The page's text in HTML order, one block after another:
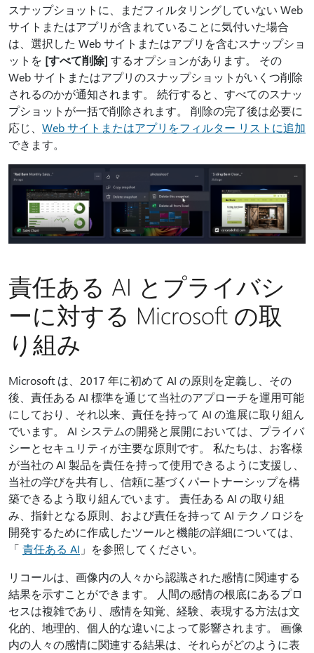
スナップショットに、まだフィルタリングしていない Web
サイトまたはアプリが含まれていることに気付いた場合
は、選択した Web サイトまたはアプリを含むスナップショ
ットを [すべて削除] するオプションがあります。 その
Web サイトまたはアプリのスナップショットがいくつ削除
されるのかが通知されます。 続行すると、すべてのスナッ
プショットが一括で削除されます。 削除の完了後は必要に
応じ、 Web サイトまたはアプリをフィルター リストに追加
できます。
責任ある AI とプライバシ
ーに対する Microsoft の取
り組み
Microsoft は、2017 年に初めて AI の原則を定義し、その
後、責任ある AI 標準を通じて当社のアプローチを運用可能
にしており、それ以来、責任を持って AI の進展に取り組ん
でいます。 AI システムの開発と展開においては、プライバ
シーとセキュリティが主要な原則です。 私たちは、お客様
が当社の AI 製品を責任を持って使用できるように支援し、
当社の学びを共有し、信頼に基づくパートナーシップを構
築できるよう取り組んでいます。 責任ある AI の取り組
み、指針となる原則、および責任を持って AI テクノロジを
開発するために作成したツールと機能の詳細については、
「 責任ある AI 」を参照してください。
リコールは、画像内の人々から認識された感情に関連する
結果を示すことができます。 人間の感情の根底にあるプロ
セスは複雑であり、感情を知覚、経験、表現する方法は文
化的、地理的、個人的な違いによって影響されます。 画像
内の人々の感情に関連する結果は、それらがどのように表